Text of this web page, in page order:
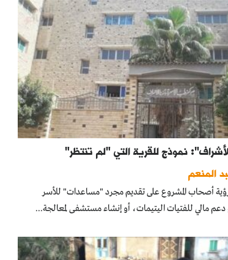
نموذج للقرية التي "لم تنتظر"
المنعم
أصحاب المشروع على تقديم مجرد "مساعدات" للأسر
دعم مالي للفتيات اليتيمات، أو إنشاء مستشفى لمعالجة...